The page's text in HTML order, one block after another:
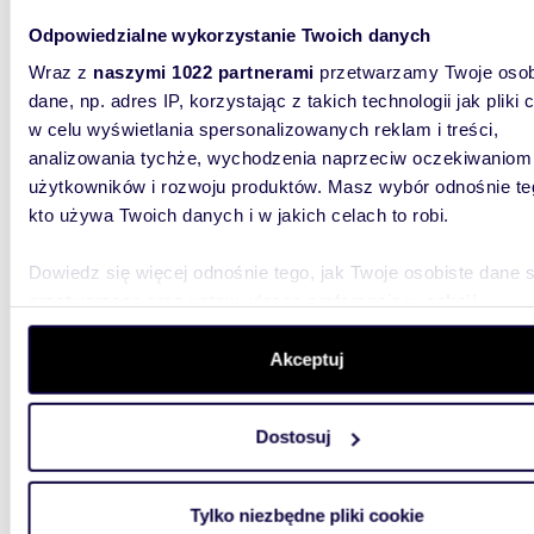
Odpowiedzialne wykorzystanie Twoich danych
Wraz z naszymi 1022 partnerami przetwarzamy Twoje
dane, np. adres IP, korzystając z takich technologii jak pliki
w celu wyświetlania spersonalizowanych reklam i treści,
analizowania tychże, wychodzenia naprzeciw oczekiwaniom
użytkowników i rozwoju produktów. Masz wybór odnośnie
kto używa Twoich danych i w jakich celach to robi.
Dowiedz się więcej odnośnie tego, jak Twoje osobiste dane
szczegółów. W Deklaracji plików cookie możesz zmienić
wycofać swoją zgodę w dowolnej chwili.
aby oferować funkcje społecznościowe i analizować ruch w
witrynie. Informacje o tym, jak korzystasz z naszej witryny,
analitycznym. Partnerzy mogą połączyć te informacje z
Akceptuj
Dostosuj
Tylko niezbędne pliki cookie
WYRÓŻNIONE 219m
Inwestycyjny teren 64 arów z domem 219 m² i
1
lokal
HOTEL,